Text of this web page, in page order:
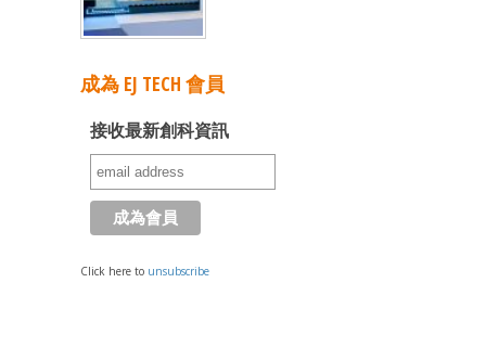
成為 EJ TECH 會員
接收最新創科資訊
Click here to unsubscribe